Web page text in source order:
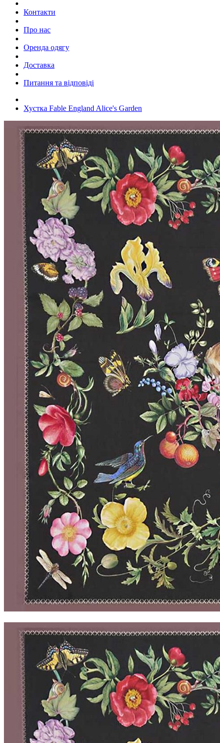
Контакти
Про нас
Оренда одягу
Доставка
Питання та відповіді
Хустка Fable England Alice's Garden